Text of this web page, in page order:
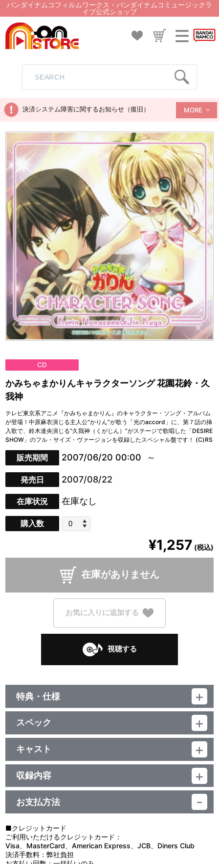
バンダイナムコフィルムワークス・バンダイナムコミュージックラ
イブ公式ショップ
決済システム障害に関するお知らせ（復旧） MORE
CD
かみちゃまかりんキャラクターソング 花園花鈴・久
我神
テレビ東京系アニメ『かみちゃまかりん』のキャラクター・ソング・アルバム
が登場！中原麻衣演じる主人公“かりん”が歌う「光のaccord」に、第７話の挿
入歌で、鈴木達央演じる“久我神（くがじん）”がステージで歌唱した「DESIRE
SHOW」のフル・サイズ・ヴァージョンを収録したスペシャル盤です！ (C)RS
販売期間 2007/06/20 00:00
発売日 2007/08/22
在庫状況 在庫なし
購入数
¥1,257 (税込)
在庫がありません
お気に入りに追加する
視聴する
特典・仕様
他、仕様
描き下ろしジャケット
スペック
品番：LACM-4408
ジャンル：国内アニメ音楽
シングル
／15分
キャスト
中原麻衣/鈴木達央
収録内容
＜収録曲＞
1：光のａｃｃｏｒｄ
お支払方法
■クレジットカード
ご利用いただけるクレジットカード：
Visa、MasterCard、American Express、JCB、Diners Club
決済手数料：弊社負担